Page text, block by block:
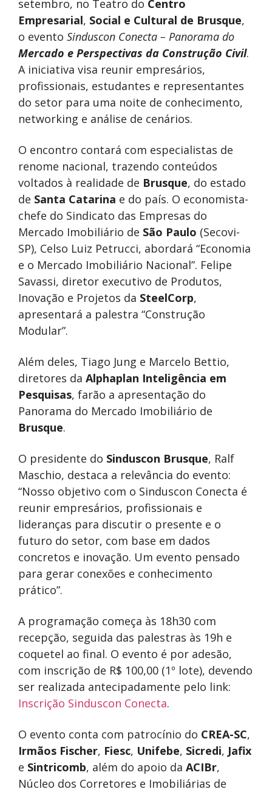
setembro, no Teatro do Centro
Empresarial, Social e Cultural de Brusque,
o evento Sinduscon Conecta – Panorama do
Mercado e Perspectivas da Construção Civil.
A iniciativa visa reunir empresários,
profissionais, estudantes e representantes
do setor para uma noite de conhecimento,
networking e análise de cenários.
O encontro contará com especialistas de
renome nacional, trazendo conteúdos
voltados à realidade de Brusque, do estado
de Santa Catarina e do país. O economista-
chefe do Sindicato das Empresas do
Mercado Imobiliário de São Paulo (Secovi-
SP), Celso Luiz Petrucci, abordará “Economia
e o Mercado Imobiliário Nacional”. Felipe
Savassi, diretor executivo de Produtos,
Inovação e Projetos da SteelCorp,
apresentará a palestra “Construção
Modular”.
Além deles, Tiago Jung e Marcelo Bettio,
diretores da Alphaplan Inteligência em
Pesquisas, farão a apresentação do
Panorama do Mercado Imobiliário de
Brusque.
O presidente do Sinduscon Brusque, Ralf
Maschio, destaca a relevância do evento:
“Nosso objetivo com o Sinduscon Conecta é
reunir empresários, profissionais e
lideranças para discutir o presente e o
futuro do setor, com base em dados
concretos e inovação. Um evento pensado
para gerar conexões e conhecimento
prático”.
A programação começa às 18h30 com
recepção, seguida das palestras às 19h e
coquetel ao final. O evento é por adesão,
com inscrição de R$ 100,00 (1º lote), devendo
ser realizada antecipadamente pelo link:
Inscrição Sinduscon Conecta.
O evento conta com patrocínio do CREA-SC,
Irmãos Fischer, Fiesc, Unifebe, Sicredi, Jafix
e Sintricomb, além do apoio da ACIBr,
Núcleo dos Corretores e Imobiliárias de